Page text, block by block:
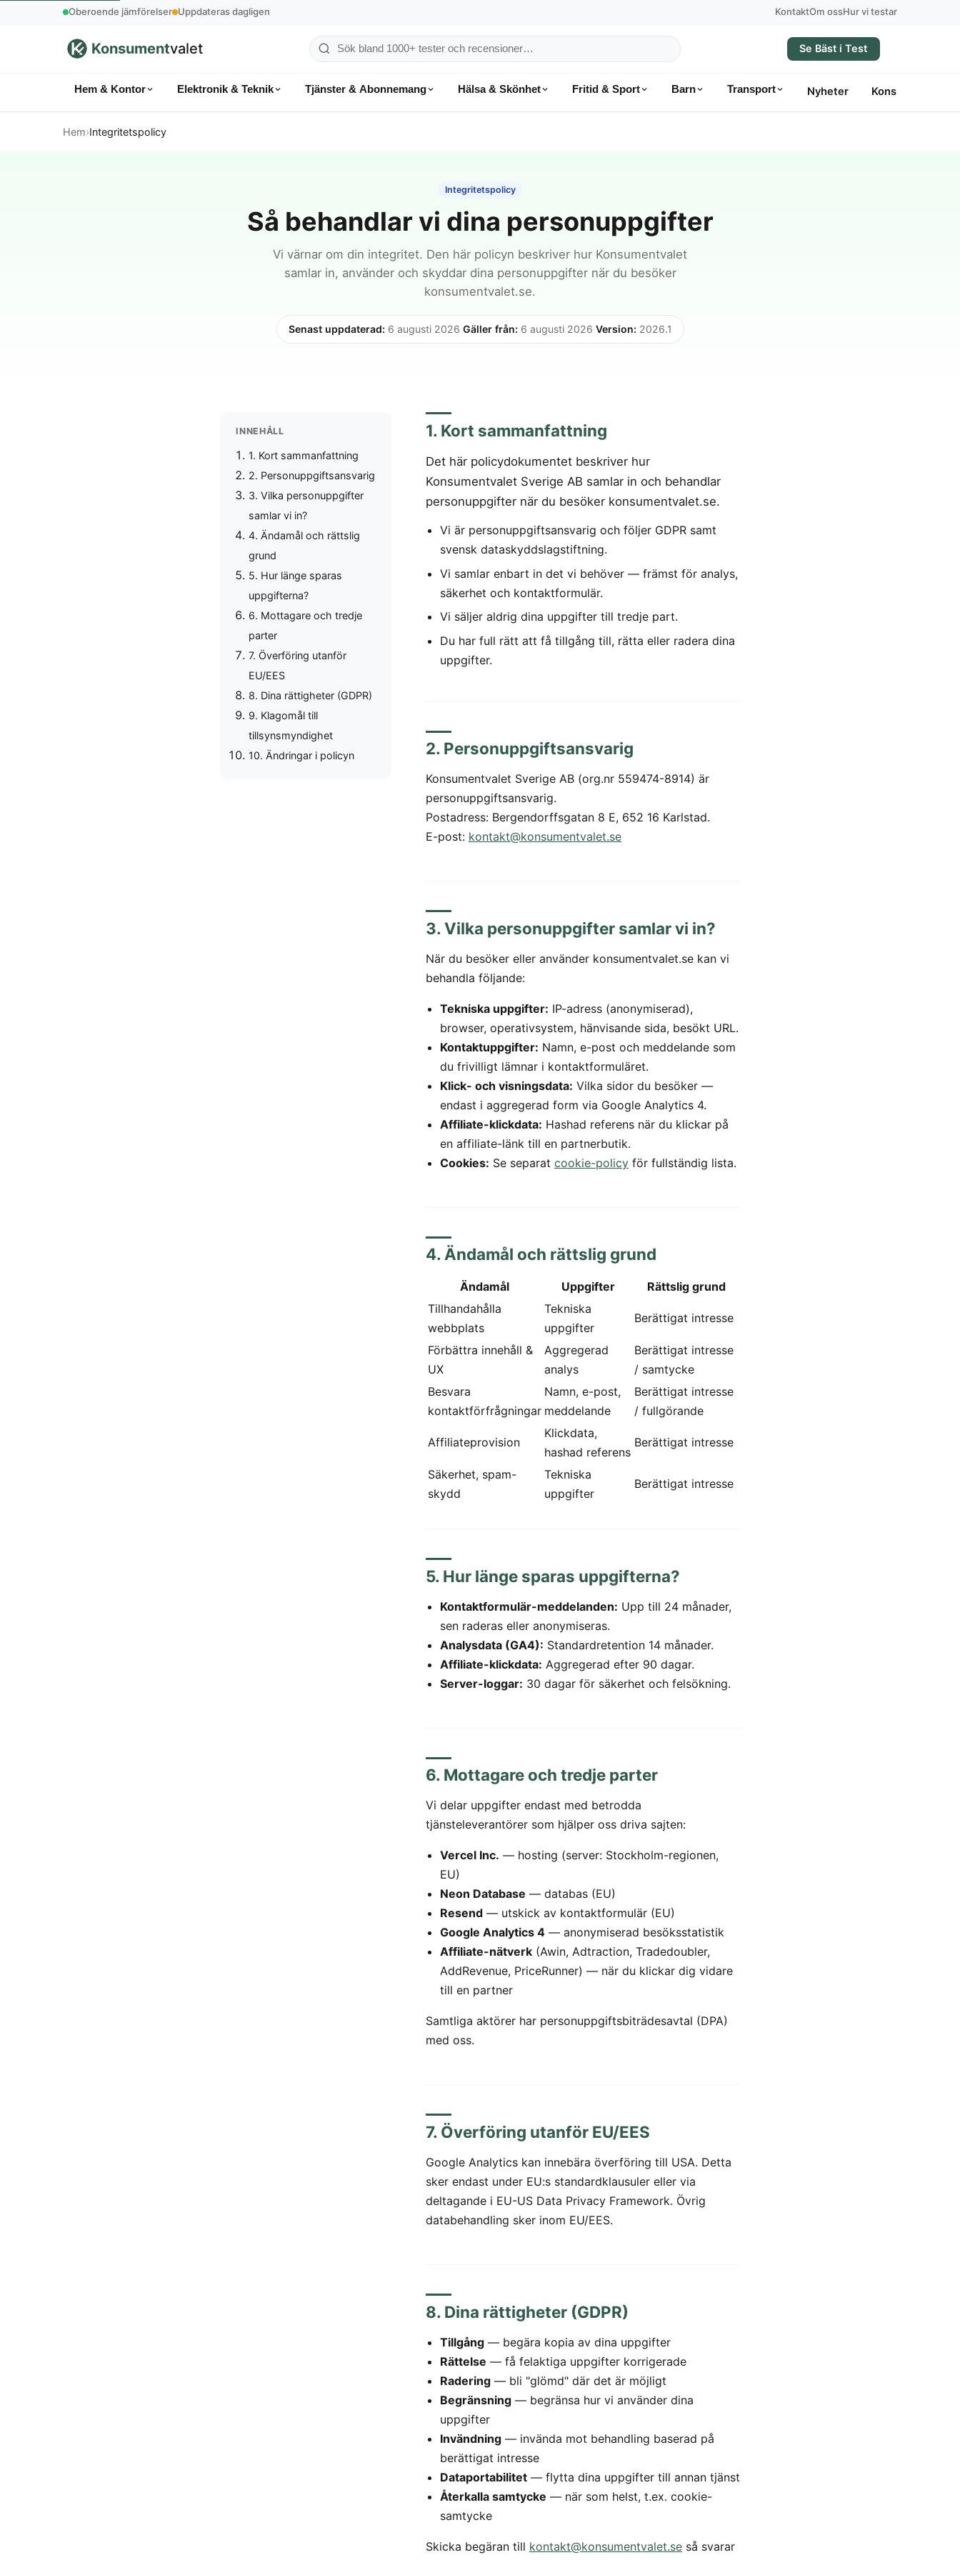
Oberoende jämförelser Uppdateras dagligen KontaktOm ossHur vi testar
Konsumentvalet
Sök
konsumentvalet
Se Bäst i Test
Hem & Kontor Elektronik & Teknik Tjänster & Abonnemang Hälsa & Skönhet Fritid & Sport Barn Transport Nyheter
Hem›Integritetspolicy
Integritetspolicy
Så behandlar vi dina personuppgifter
Vi värnar om din integritet. Den här policyn beskriver hur Konsumentvalet
samlar in, använder och skyddar dina personuppgifter när du besöker
konsumentvalet.se.
Senast uppdaterad: 6 augusti 2026 Gäller från: 6 augusti 2026 Version: 2026.1
INNEHÅLL
1. Kort sammanfattning
2. Personuppgiftsansvarig
3. Vilka personuppgifter
samlar vi in?
4. Ändamål och rättslig
grund
5. Hur länge sparas
uppgifterna?
6. Mottagare och tredje
parter
7. Överföring utanför
EU/EES
8. Dina rättigheter (GDPR)
9. Klagomål till
tillsynsmyndighet
10. Ändringar i policyn
1. Kort sammanfattning
Det här policydokumentet beskriver hur
Konsumentvalet Sverige AB samlar in och behandlar
personuppgifter när du besöker konsumentvalet.se.
Vi är personuppgiftsansvarig och följer GDPR samt
svensk dataskyddslagstiftning.
Vi samlar enbart in det vi behöver — främst för analys,
säkerhet och kontaktformulär.
Vi säljer aldrig dina uppgifter till tredje part.
Du har full rätt att få tillgång till, rätta eller radera dina
uppgifter.
2. Personuppgiftsansvarig
Konsumentvalet Sverige AB (org.nr 559474-8914) är
personuppgiftsansvarig.
Postadress: Bergendorffsgatan 8 E, 652 16 Karlstad.
E-post: kontakt@konsumentvalet.se
3. Vilka personuppgifter samlar vi in?
När du besöker eller använder konsumentvalet.se kan vi
behandla följande:
Tekniska uppgifter: IP-adress (anonymiserad),
browser, operativsystem, hänvisande sida, besökt URL.
Kontaktuppgifter: Namn, e-post och meddelande som
du frivilligt lämnar i kontaktformuläret.
Klick- och visningsdata: Vilka sidor du besöker —
endast i aggregerad form via Google Analytics 4.
Affiliate-klickdata: Hashad referens när du klickar på
en affiliate-länk till en partnerbutik.
Cookies: Se separat cookie-policy för fullständig lista.
4. Ändamål och rättslig grund
Ändamål Uppgifter
Rättslig grund
Tillhandahålla
webbplats
Tekniska
uppgifter
Berättigat intresse
Förbättra innehåll &
UX
Aggregerad
analys
Berättigat intresse
/ samtycke
Besvara
kontaktförfrågningar
Namn, e-post,
meddelande
Berättigat intresse
/ fullgörande
Affiliateprovision
Klickdata,
hashad referens
Berättigat intresse
Säkerhet, spam-
skydd
Tekniska
uppgifter
Berättigat intresse
5. Hur länge sparas uppgifterna?
Kontaktformulär-meddelanden: Upp till 24 månader,
sen raderas eller anonymiseras.
Analysdata (GA4): Standardretention 14 månader.
Affiliate-klickdata: Aggregerad efter 90 dagar.
Server-loggar: 30 dagar för säkerhet och felsökning.
6. Mottagare och tredje parter
Vi delar uppgifter endast med betrodda
tjänsteleverantörer som hjälper oss driva sajten:
Vercel Inc. — hosting (server: Stockholm-regionen,
EU)
Neon Database — databas (EU)
Resend — utskick av kontaktformulär (EU)
Google Analytics 4 — anonymiserad besöksstatistik
Affiliate-nätverk (Awin, Adtraction, Tradedoubler,
AddRevenue, PriceRunner) — när du klickar dig vidare
till en partner
Samtliga aktörer har personuppgiftsbiträdesavtal (DPA)
med oss.
7. Överföring utanför EU/EES
Google Analytics kan innebära överföring till USA. Detta
sker endast under EU:s standardklausuler eller via
deltagande i EU-US Data Privacy Framework. Övrig
databehandling sker inom EU/EES.
8. Dina rättigheter (GDPR)
Tillgång — begära kopia av dina uppgifter
Rättelse — få felaktiga uppgifter korrigerade
Radering — bli "glömd" där det är möjligt
Begränsning — begränsa hur vi använder dina
uppgifter
Invändning — invända mot behandling baserad på
berättigat intresse
Dataportabilitet — flytta dina uppgifter till annan tjänst
Återkalla samtycke — när som helst, t.ex. cookie-
samtycke
Skicka begäran till kontakt@konsumentvalet.se så svarar